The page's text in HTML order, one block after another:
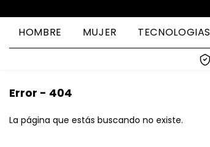
HOMBRE MUJER TECNOLOGIAS
Error - 404
La página que estás buscando no existe.